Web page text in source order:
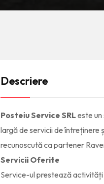
Descriere
Posteiu Service SRLeste
largă de servicii de întreținere
recunoscută ca partener
Servicii Oferite
Service-ul prestează activități